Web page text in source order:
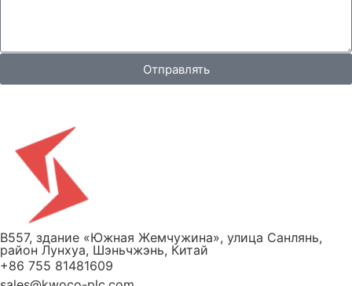
Отправлять
B557, здание «Южная Жемчужина», улица Санлянь,
район Лунхуа, Шэньчжэнь, Китай
+86 755 81481609